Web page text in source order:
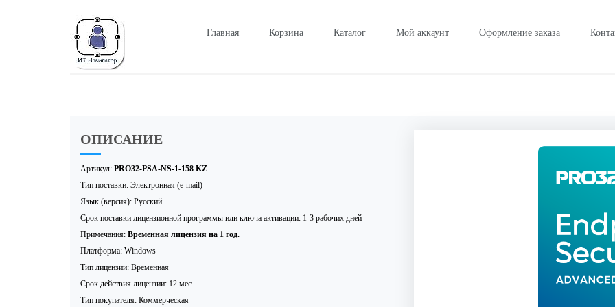
Главная Корзина Каталог Мой аккаунт Оформление заказа
ОПИСАНИЕ
Артикул: PRO32-PSA-NS-1-158 KZ
Тип поставки: Электронная (e-mail)
Язык (версия): Русский
Срок поставки лицензионной программы или ключа активации: 1-3 рабочих дней
Примечания: Временная лицензия на 1 год.
Платформа: Windows
Тип лицензии: Временная
Срок действия лицензии: 12 мес.
Тип покупателя: Коммерческая